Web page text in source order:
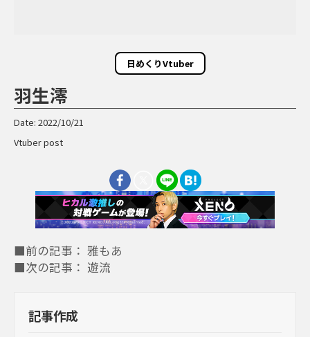
日めくりVtuber
羽生澪
Date: 2022/10/21
Vtuber post
■前の記事： 雅もあ
■次の記事： 遊流
記事作成